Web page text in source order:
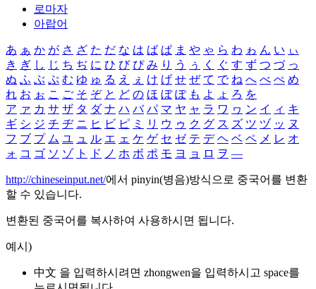
로마자
아랍어
あ ぁ か が さ ざ た だ な は ば ぱ ま や ゃ ら わ ゎ ん い ぃ
き ぎ し じ ち ぢ に ひ び ぴ み り う ぅ く ぐ す ず つ づ っ
ぬ ふ ぶ ぷ む ゆ ゅ る え ぇ け げ せ ぜ て で ね へ べ ぺ め
れ お ぉ こ ご そ ぞ と ど の ほ ぼ ぽ も よ ょ ろ を
ア ァ カ サ ザ タ ダ ナ ハ バ パ マ ヤ ャ ラ ワ ヮ ン イ ィ キ
ギ シ ジ チ ヂ ニ ヒ ビ ピ ミ リ ウ ゥ ク グ ス ズ ツ ヅ ッ ヌ
フ ブ プ ム ユ ュ ル エ ェ ケ ゲ セ ゼ テ デ ヘ ベ ペ メ レ オ
ォ コ ゴ ソ ゾ ト ド ノ ホ ボ ポ モ ヨ ョ ロ ヲ ―
http://chineseinput.net/에서 pinyin(병음)방식으로 중국어를 변환
할 수 있습니다.
변환된 중국어를 복사하여 사용하시면 됩니다.
예시)
中文 을 입력하시려면 zhongwen을 입력하시고 space를